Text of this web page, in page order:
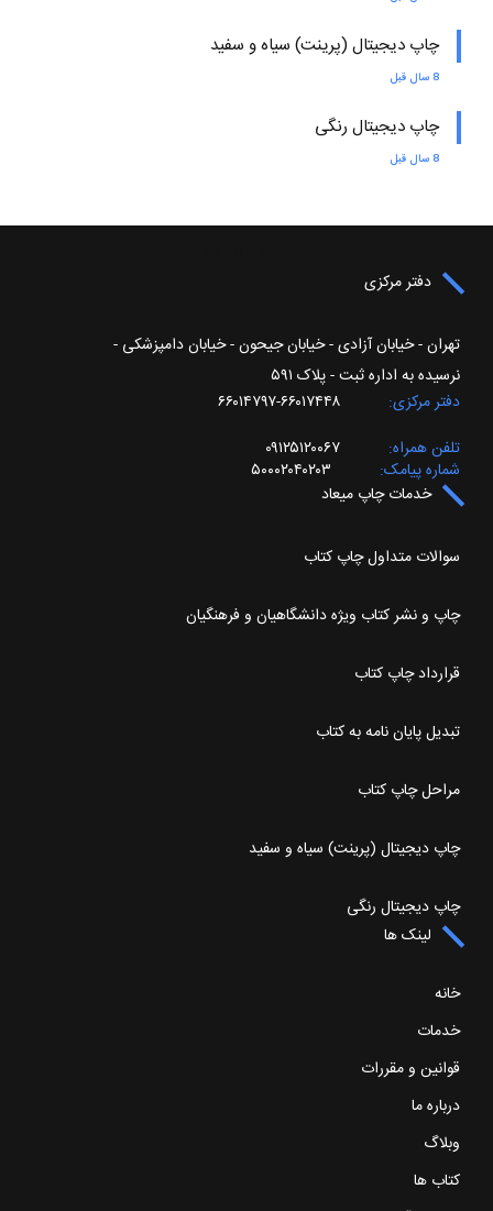
چاپ دیجیتال (پرینت) سیاه و سفید
8 سال قبل
چاپ دیجیتال رنگی
8 سال قبل
دفتر مرکزی
تهران - خیابان آزادی - خیابان جیحون - خیابان دامپزشکی -
نرسیده به اداره ثبت - پلاک ۵۹۱
دفتر مرکزی
۶۶۰۱۷۴۴۸-۶۶۰۱۴۷۹۷
تلفن همراه
۰۹۱۲۵۱۲۰۰۶۷
شماره پیامک
۵۰۰۰۲۰۴۰۲۰۳
خدمات چاپ میعاد
سوالات متداول چاپ کتاب
چاپ و نشر کتاب ویژه دانشگاهیان و فرهنگیان
قرارداد چاپ کتاب
تبدیل پایان نامه به کتاب
مراحل چاپ کتاب
چاپ دیجیتال (پرینت) سیاه و سفید
چاپ دیجیتال رنگی
لینک ها
خانه
خدمات
قوانین و مقررات
درباره ما
وبلاگ
کتاب ها